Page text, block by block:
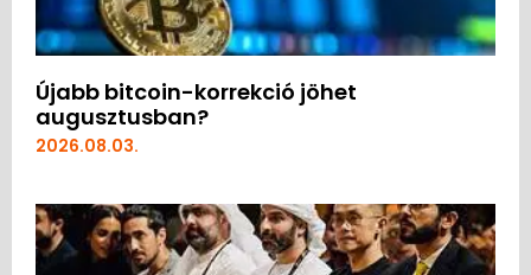
Újabb bitcoin-korrekció jöhet
augusztusban?
2026.08.03.